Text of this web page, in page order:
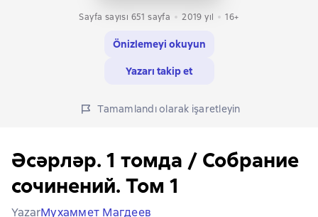
Sayfa sayısı 651 sayfa 2019 yıl 16+
Önizlemeyi okuyun
Yazarı takip et
Tamamlandı olarak işaretleyin
Әсәрләр. 1 томда / Собрание
сочинений. Том 1
YazarМухаммет Магдеев